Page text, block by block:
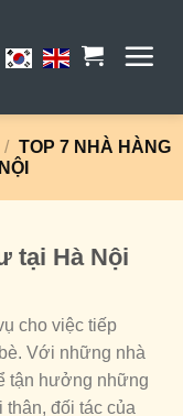
/ TOP 7 NHÀ HÀNG
tại Hà Nội
cho việc tiếp
Với những nhà
tận hưởng những
đối tác của